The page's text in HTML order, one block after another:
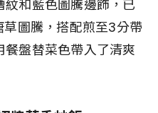
和藍色圖騰邊飾，已
圖騰，搭配煎至3分帶
盤替菜色帶入了清爽